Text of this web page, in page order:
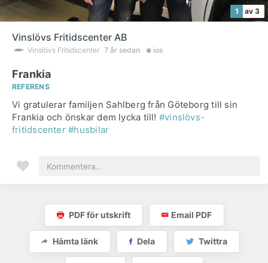
1 av 3
Vinslövs Fritidscenter AB
Vinslövs Fritidscenter 7 år sedan ios
Frankia
REFERENS
Vi gratulerar familjen Sahlberg från Göteborg till sin
Frankia och önskar dem lycka till! #vinslövs-
fritidscenter #husbilar
PDF för utskrift Email PDF
Hämta länk Dela Twittra